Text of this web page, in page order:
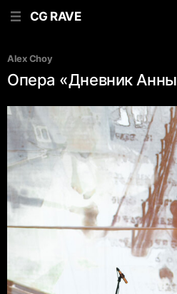
CG RAVE
Alex Choy
Опера «Дневник